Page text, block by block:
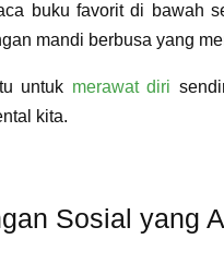
buku favorit di bawah
mandi berbusa yang
untuk merawat diri
kita.
Sosial yang